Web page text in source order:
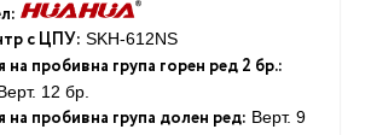
с ЦПУ: SKH-612NS
на пробивна група горен ред 2 бр.:
12 бр.
на пробивна група долен ред: Верт. 9